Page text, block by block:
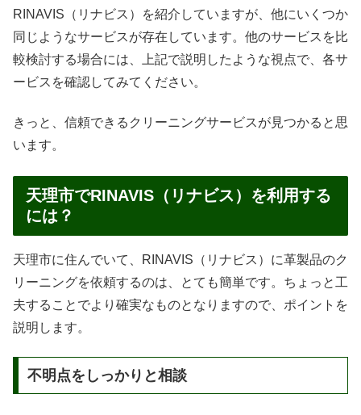
RINAVIS（リナビス）を紹介していますが、他にいくつか
同じようなサービスが存在しています。他のサービスを比
較検討する場合には、上記で説明したような視点で、各サ
ービスを確認してみてください。
きっと、信頼できるクリーニングサービスが見つかると思
います。
天理市でRINAVIS（リナビス）を利用する
には？
天理市に住んでいて、RINAVIS（リナビス）に革製品のク
リーニングを依頼するのは、とても簡単です。ちょっと工
夫することでより確実なものとなりますので、ポイントを
説明します。
不明点をしっかりと相談